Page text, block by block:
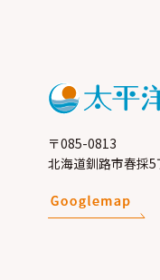
〒085-0813
北海道釧路市春採